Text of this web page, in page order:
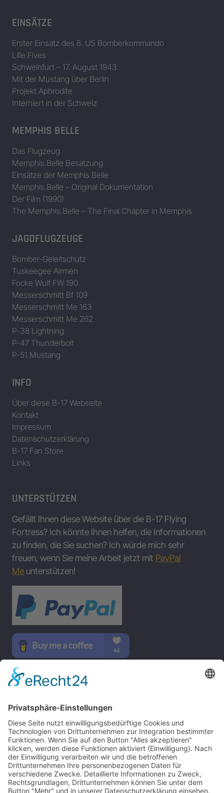
EINSÄTZE
Erster Einsatz des 8. US Bomberkommando
Lille Fives
Schweinfurt – 17. August 1943
Mit der Mustang über Berlin
Projekt Aphrodite
Interniert in der Schweiz
MEMPHIS BELLE
Das Flugzeug
Memphis Belle Besatzung
Einsätze der Memphis Belle
Memphis Belle – Original Dokumentation
Der Film (1990)
The Memphis Belle – The Final Chapter in Memphis
JAGDFLUGZEUGE
Bomber-Geleitschutz
Tuskeegee Airmen
Focke Wulf FW 190
Messerschmitt Bf 109
Messerschmitt Me 163
Messerschmitt Me 262
P-38 Lightning
P-47 Thunderbolt
P-51 Mustang
INFO
Über diese B-17 Webseite
Kontakt
Impressum
Datenschutzerklärung
B-17 Fan Store
Links
UNTERSTÜTZEN
Gefällt Ihnen diese Website über die B-17 Flying
Fortress? Ich könnte Ihnen helfen, die Informationen
zu finden, die Sie suchen? Ich würde mich sehr
freuen, wenn Sie meine Arbeit jetzt mit PayPal
Me unterstützen!
SOCIAL MEDIA
B-17 Bomber Flying Fortress – The Queen Of The Skies -
www.b17flyingfortress.de
Kontakt Impressum Datenschutzerklärung Deutsch English